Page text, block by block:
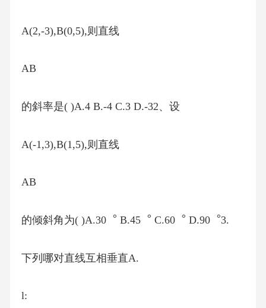
A(2,-3),B(0,5),则直线
AB
的斜率是( )A.4 B.-4 C.3 D.-32、设
A(-1,3),B(1,5),则直线
AB
的倾斜角为( )A.30︒ B.45︒ C.60︒ D.90︒3.
下列哪对直线互相垂直A.
l: